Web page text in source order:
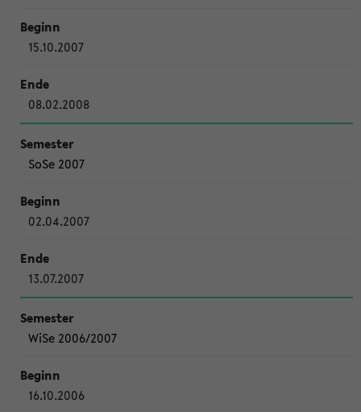
15.10.2007
08.02.2008
SoSe 2007
02.04.2007
13.07.2007
WiSe 2006/2007
16.10.2006